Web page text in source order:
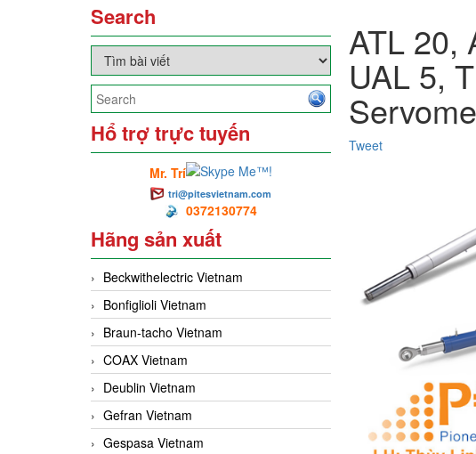
Search
Hổ trợ trực tuyến
Mr. Trí
tri@pitesvietnam.com
0372130774
Hãng sản xuất
Beckwithelectric Vietnam
Bonfiglioli Vietnam
Braun-tacho Vietnam
COAX Vietnam
Deublin Vietnam
Gefran Vietnam
Gespasa Vietnam
ATL 20,
UAL 5,
Tweet